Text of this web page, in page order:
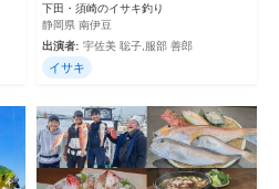
下田・須崎のイサキ釣り
静岡県 南伊豆
出演者: 宇佐美 聡子,服部 善郎
イサキ